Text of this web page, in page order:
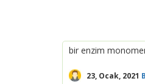
bir enzim
23, Ocak, 2021